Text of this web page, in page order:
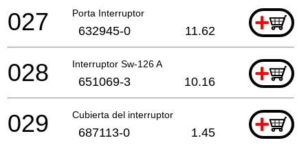
Porta Interruptor +
027 632945-0 11.62
Interruptor Sw-126 A +
028 651069-3 10.16
Cubierta del interruptor +
029 687113-0 1.45